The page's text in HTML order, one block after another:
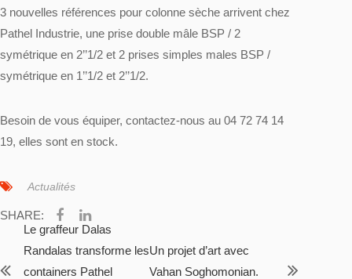
3 nouvelles références pour colonne sèche arrivent chez
Pathel Industrie, une prise double mâle BSP / 2
symétrique en 2’’1/2 et 2 prises simples males BSP /
symétrique en 1’’1/2 et 2’’1/2.
Besoin de vous équiper, contactez-nous au 04 72 74 14
19, elles sont en stock.
Actualités
SHARE:
Le graffeur Dalas
Randalas transforme les
containers Pathel
Un projet d’art avec
Vahan Soghomonian.